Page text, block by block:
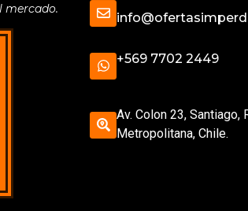
mercado.
+569 7702 2449
Av. Colon 23, Santiago,
Metropolitana, Chile.